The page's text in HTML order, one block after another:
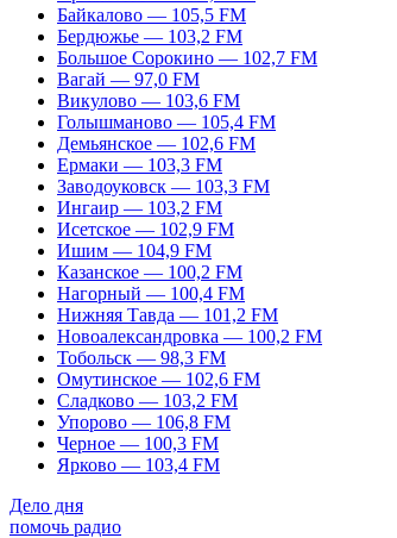
Байкалово — 105,5 FM
Бердюжье — 103,2 FM
Большое Сорокино — 102,7 FM
Вагай — 97,0 FM
Викулово — 103,6 FM
Голышманово — 105,4 FM
Демьянское — 102,6 FM
Ермаки — 103,3 FM
Заводоуковск — 103,3 FM
Ингаир — 103,2 FM
Исетское — 102,9 FM
Ишим — 104,9 FM
Казанское — 100,2 FM
Нагорный — 100,4 FM
Нижняя Тавда — 101,2 FM
Новоалександровка — 100,2 FM
Тобольск — 98,3 FM
Омутинское — 102,6 FM
Сладково — 103,2 FM
Упорово — 106,8 FM
Черное — 100,3 FM
Ярково — 103,4 FM
Дело дня
помочь радио